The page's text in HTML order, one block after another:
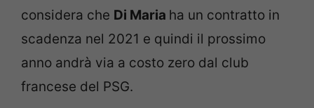
considera che Di Maria ha un contratto in
scadenza nel 2021 e quindi il prossimo
anno andrà via a costo zero dal club
francese del PSG.